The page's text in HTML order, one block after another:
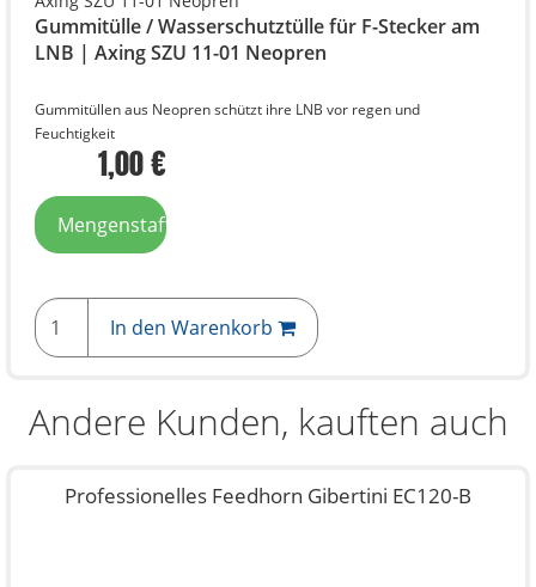
Gummitülle / Wasserschutztülle für F-Stecker am
LNB | Axing SZU 11-01 Neopren
Gummitüllen aus Neopren schützt ihre LNB vor regen und
Feuchtigkeit
1,00 €
Mengenstaffelpreise
In den Warenkorb
Andere Kunden, kauften auch
Professionelles Feedhorn Gibertini EC120-B